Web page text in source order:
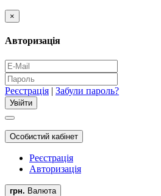
×
Авторизація
Реєстрація | Забули пароль?
Особистий кабінет
Реєстрація
Авторизація
грн. Валюта